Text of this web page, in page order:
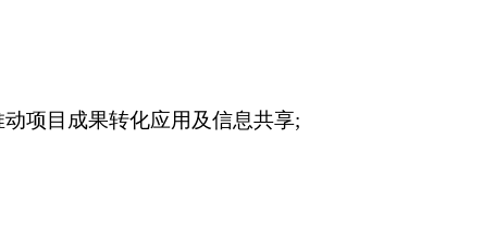
项目成果转化应用及信息共享;